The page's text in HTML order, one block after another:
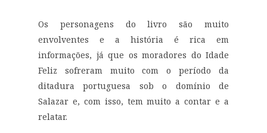
Os personagens do livro são muito
envolventes e a história é rica em
informações, já que os moradores do Idade
Feliz sofreram muito com o período da
ditadura portuguesa sob o domínio de
Salazar e, com isso, tem muito a contar e a
relatar.